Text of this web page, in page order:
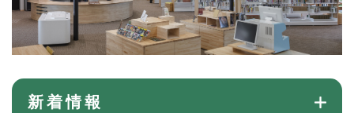
新着情報